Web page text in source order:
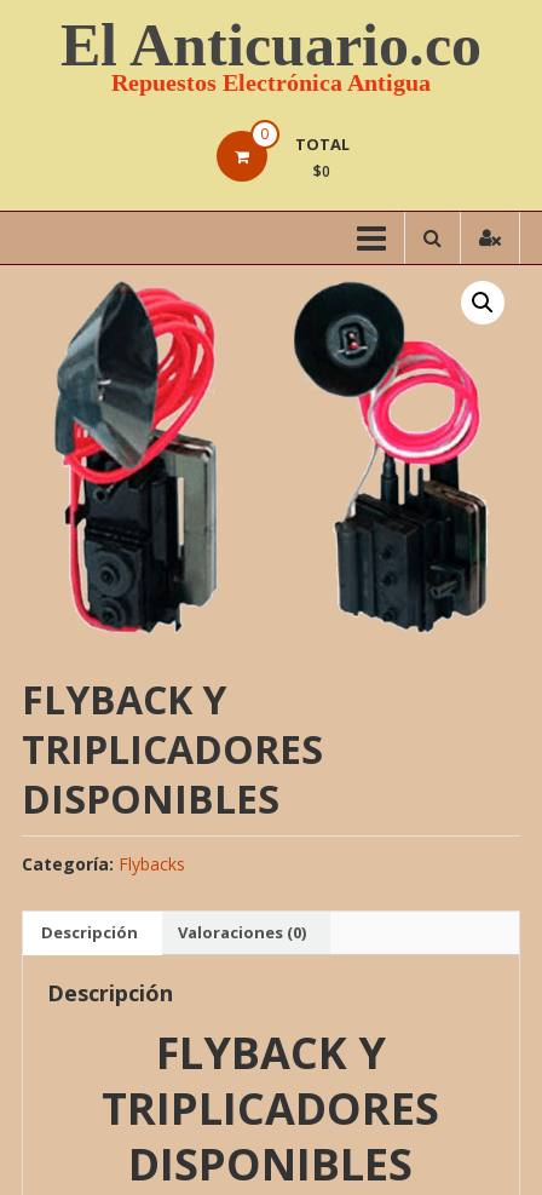
El Anticuario.co
Repuestos Electrónica Antigua
0 TOTAL
$0
FLYBACK Y
TRIPLICADORES
DISPONIBLES
Categoría: Flybacks
Descripción Valoraciones (0)
Descripción
FLYBACK Y
TRIPLICADORES
DISPONIBLES